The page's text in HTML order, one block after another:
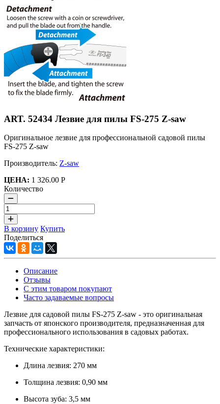
ART. 52434 Лезвие для пилы FS-275 Z-saw
Оригинальное лезвие для профессиональной садовой пилы
FS-275 Z-saw
Производитель: Z-saw
ЦЕНА: 1 326.00 Р
Количество
В корзину Купить
Поделиться
Описание
Отзывы
С этим товаром покупают
Часто задаваемые вопросы
Лезвие для садовой пилы FS-275 Z-saw - это оригинальная
запчасть от японского производителя, предназначенная для
профессионального использования в садовых работах.
Технические характеристики:
Длина лезвия: 270 мм
Толщина лезвия: 0,90 мм
Высота зуба: 3,5 мм